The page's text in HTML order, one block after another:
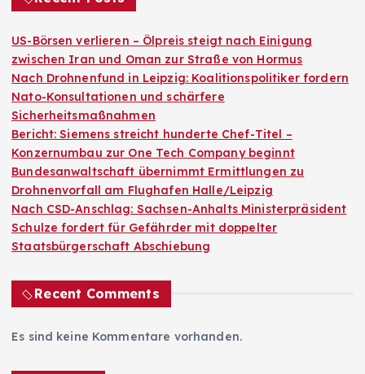
US-Börsen verlieren – Ölpreis steigt nach Einigung
zwischen Iran und Oman zur Straße von Hormus
Nach Drohnenfund in Leipzig: Koalitionspolitiker fordern
Nato-Konsultationen und schärfere
Sicherheitsmaßnahmen
Bericht: Siemens streicht hunderte Chef-Titel –
Konzernumbau zur One Tech Company beginnt
Bundesanwaltschaft übernimmt Ermittlungen zu
Drohnenvorfall am Flughafen Halle/Leipzig
Nach CSD-Anschlag: Sachsen-Anhalts Ministerpräsident
Schulze fordert für Gefährder mit doppelter
Staatsbürgerschaft Abschiebung
Recent Comments
Es sind keine Kommentare vorhanden.